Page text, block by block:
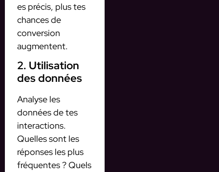
es précis, plus tes
chances de
conversion
augmentent.
2. Utilisation
des données
Analyse les
données de tes
interactions.
Quelles sont les
réponses les plus
fréquentes ? Quels